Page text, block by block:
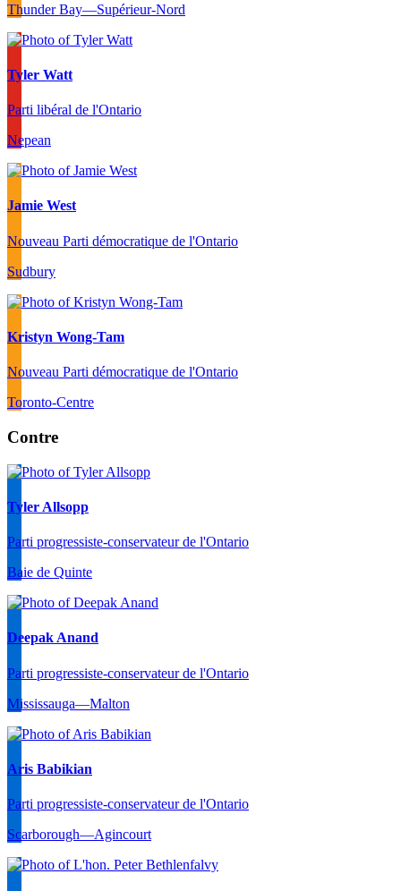
Thunder Bay—Supérieur-Nord
Tyler Watt
Parti libéral de l'Ontario
Nepean
Jamie West
Nouveau Parti démocratique de l'Ontario
Sudbury
Kristyn Wong-Tam
Nouveau Parti démocratique de l'Ontario
Toronto-Centre
Contre
Tyler Allsopp
Parti progressiste-conservateur de l'Ontario
Baie de Quinte
Deepak Anand
Parti progressiste-conservateur de l'Ontario
Mississauga—Malton
Aris Babikian
Parti progressiste-conservateur de l'Ontario
Scarborough—Agincourt